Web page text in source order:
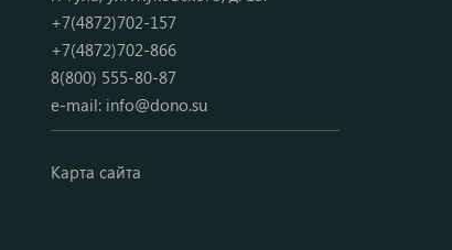
+7(4872)702-157
+7(4872)702-866
8(800) 555-80-87
e-mail: info@dono.su
Карта сайта